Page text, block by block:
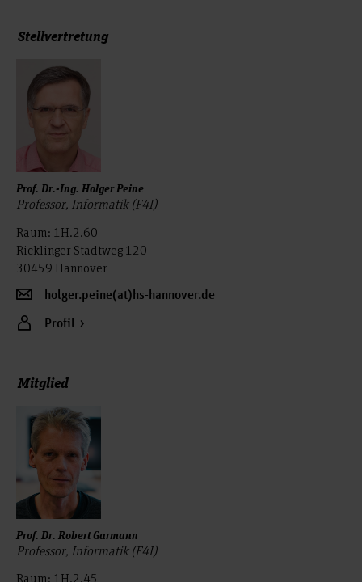
Stellvertretung
Prof. Dr.-Ing. Holger Peine
Professor, Informatik (F4I)
Raum: 1H.2.60
Ricklinger Stadtweg 120
30459 Hannover
holger.peine(at)hs-hannover.de
Profil
Mitglied
Prof. Dr. Robert Garmann
Professor, Informatik (F4I)
Raum: 1H.2.45